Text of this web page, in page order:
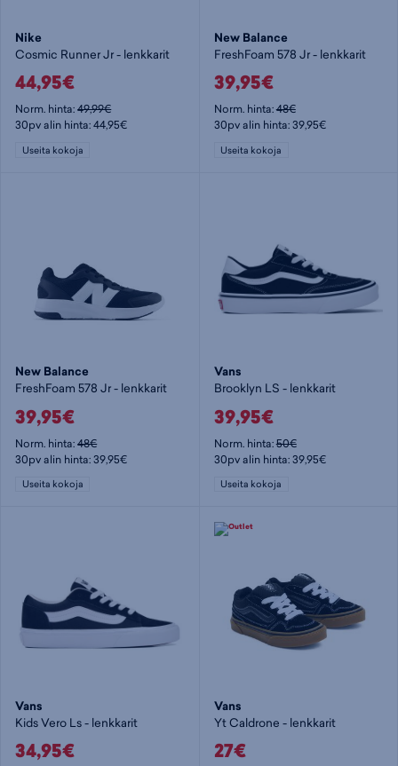
Nike
Cosmic Runner Jr - lenkkarit
44,95€
Norm. hinta:49,99€
30pv alin hinta: 44,95€
Useita kokoja
New Balance
FreshFoam 578 Jr - lenkkarit
39,95€
Norm. hinta:48€
30pv alin hinta: 39,95€
Useita kokoja
New Balance
FreshFoam 578 Jr - lenkkarit
39,95€
Norm. hinta:48€
30pv alin hinta: 39,95€
Useita kokoja
Vans
Brooklyn LS - lenkkarit
39,95€
Norm. hinta:50€
30pv alin hinta: 39,95€
Useita kokoja
Vans
Kids Vero Ls - lenkkarit
34,95€
Vans
Yt Caldrone - lenkkarit
27€